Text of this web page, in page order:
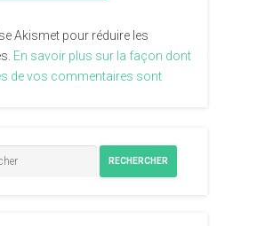
Akismet pour réduire les
En savoir plus sur la façon dont
de vos commentaires sont
RECHERCHER